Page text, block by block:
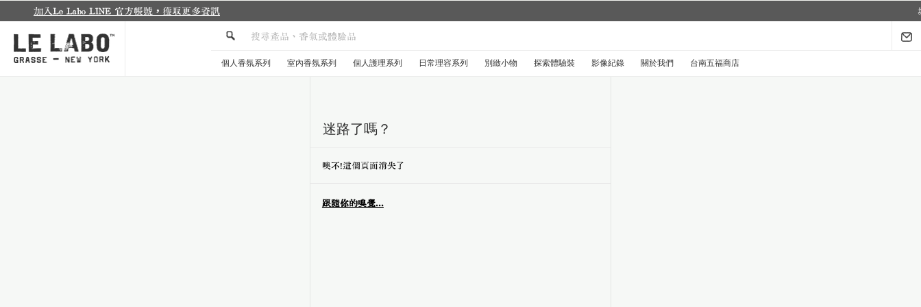
個人香氛系列 室內香氛系列 個人護理系列 日常理容系列 別緻小物 探索體驗裝 影像紀錄 關於我們 台南五福商店
迷路了嗎？
噢不！這個頁面消失了
跟隨你的嗅覺...